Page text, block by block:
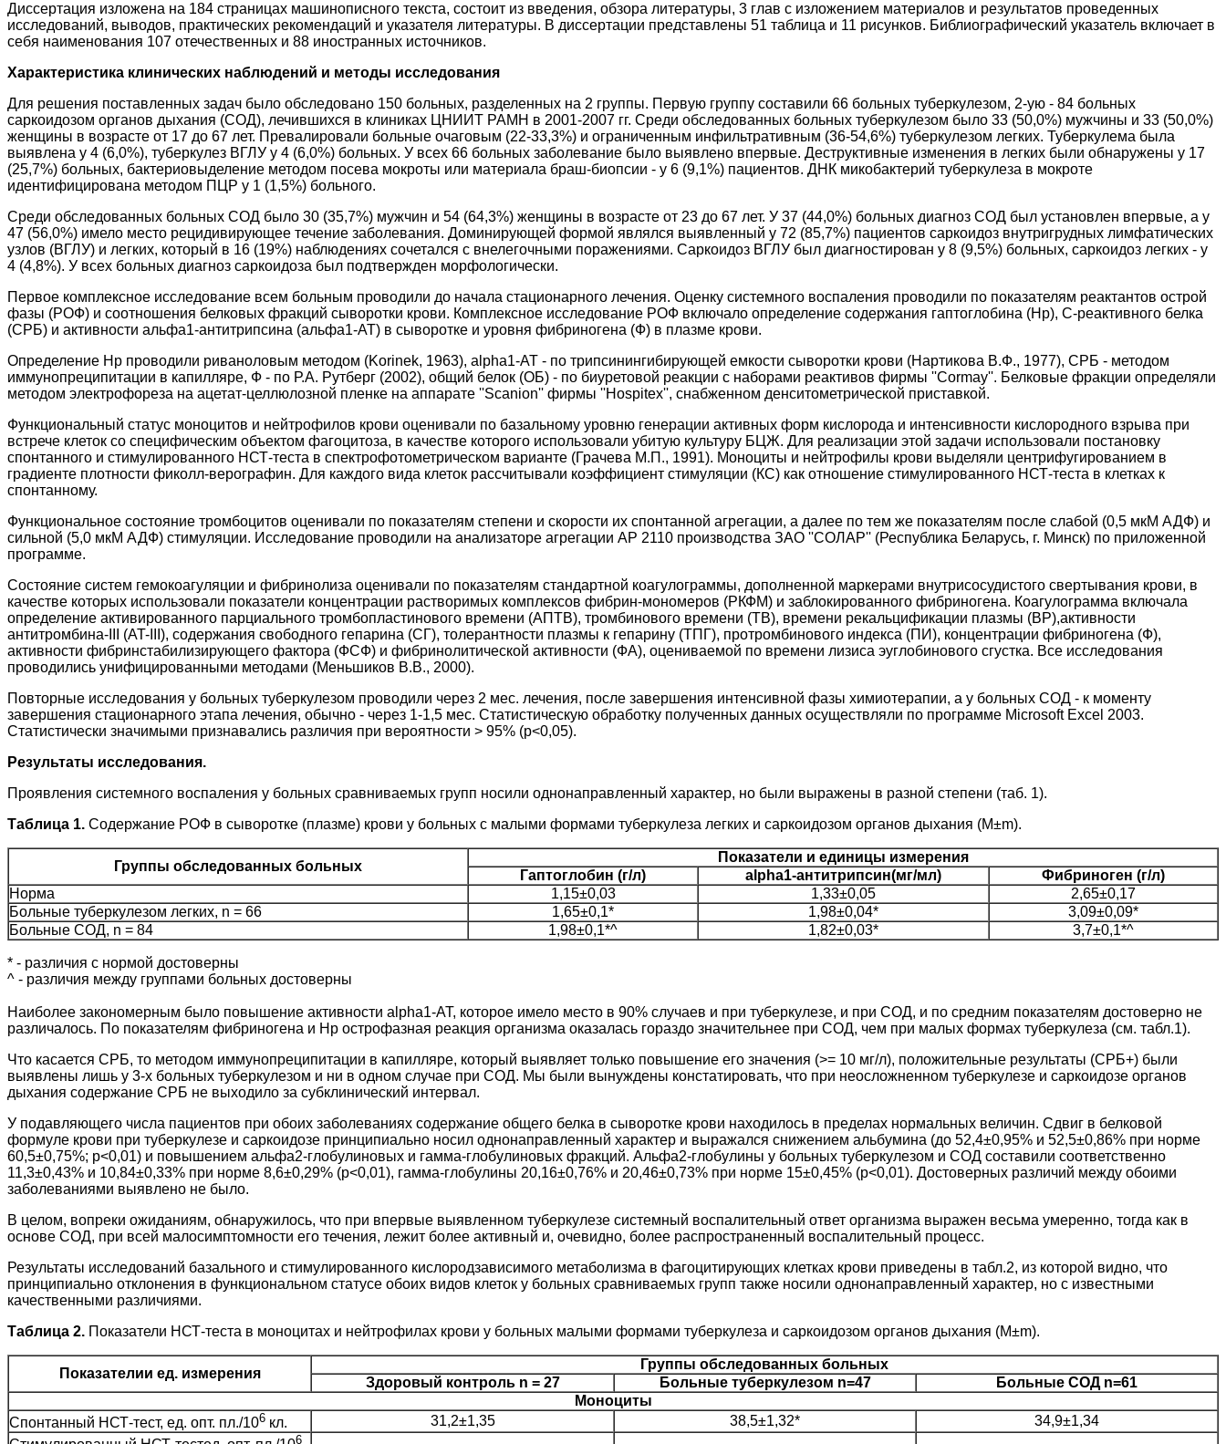
Диссертация изложена на 184 страницах машинописного текста, состоит из введения, обзора литературы, 3 глав с изложением материалов и результатов проведенных
исследований, выводов, практических рекомендаций и указателя литературы. В диссертации представлены 51 таблица и 11 рисунков. Библиографический указатель включает в
себя наименования 107 отечественных и 88 иностранных источников.
Характеристика клинических наблюдений и методы исследования
Для решения поставленных задач было обследовано 150 больных, разделенных на 2 группы. Первую группу составили 66 больных туберкулезом, 2-ую - 84 больных
саркоидозом органов дыхания (СОД), лечившихся в клиниках ЦНИИТ РАМН в 2001-2007 гг. Среди обследованных больных туберкулезом было 33 (50,0%) мужчины и 33 (50,0%)
женщины в возрасте от 17 до 67 лет. Превалировали больные очаговым (22-33,3%) и ограниченным инфильтративным (36-54,6%) туберкулезом легких. Туберкулема была
выявлена у 4 (6,0%), туберкулез ВГЛУ у 4 (6,0%) больных. У всех 66 больных заболевание было выявлено впервые. Деструктивные изменения в легких были обнаружены у 17
(25,7%) больных, бактериовыделение методом посева мокроты или материала браш-биопсии - у 6 (9,1%) пациентов. ДНК микобактерий туберкулеза в мокроте
идентифицирована методом ПЦР у 1 (1,5%) больного.
Среди обследованных больных СОД было 30 (35,7%) мужчин и 54 (64,3%) женщины в возрасте от 23 до 67 лет. У 37 (44,0%) больных диагноз СОД был установлен впервые, а у
47 (56,0%) имело место рецидивирующее течение заболевания. Доминирующей формой являлся выявленный у 72 (85,7%) пациентов саркоидоз внутригрудных лимфатических
узлов (ВГЛУ) и легких, который в 16 (19%) наблюдениях сочетался с внелегочными поражениями. Саркоидоз ВГЛУ был диагностирован у 8 (9,5%) больных, саркоидоз легких - у
4 (4,8%). У всех больных диагноз саркоидоза был подтвержден морфологически.
Первое комплексное исследование всем больным проводили до начала стационарного лечения. Оценку системного воспаления проводили по показателям реактантов острой
фазы (РОФ) и соотношения белковых фракций сыворотки крови. Комплексное исследование РОФ включало определение содержания гаптоглобина (Hp), С-реактивного белка
(СРБ) и активности aльфа1-антитрипсина (aльфа1-АТ) в сыворотке и уровня фибриногена (Ф) в плазме крови.
Определение Нр проводили риваноловым методом (Korinek, 1963), alpha1-АТ - по трипсинингибирующей емкости сыворотки крови (Нартикова В.Ф., 1977), СРБ - методом
иммунопреципитации в капилляре, Ф - по Р.А. Рутберг (2002), общий белок (ОБ) - по биуретовой реакции с наборами реактивов фирмы ''Cormay''. Белковые фракции определяли
методом электрофореза на ацетат-целлюлозной пленке на аппарате ''Scanion'' фирмы ''Hospitex'', снабженном денситометрической приставкой.
Функциональный статус моноцитов и нейтрофилов крови оценивали по базальному уровню генерации активных форм кислорода и интенсивности кислородного взрыва при
встрече клеток со специфическим объектом фагоцитоза, в качестве которого использовали убитую культуру БЦЖ. Для реализации этой задачи использовали постановку
спонтанного и стимулированного НСТ-теста в спектрофотометрическом варианте (Грачева М.П., 1991). Моноциты и нейтрофилы крови выделяли центрифугированием в
градиенте плотности фиколл-верографин. Для каждого вида клеток рассчитывали коэффициент стимуляции (КС) как отношение стимулированного НСТ-теста в клетках к
спонтанному.
Функциональное состояние тромбоцитов оценивали по показателям степени и скорости их спонтанной агрегации, а далее по тем же показателям после слабой (0,5 мкМ АДФ) и
сильной (5,0 мкМ АДФ) стимуляции. Исследование проводили на анализаторе агрегации AP 2110 производства ЗАО ''СОЛАР'' (Республика Беларусь, г. Минск) по приложенной
программе.
Состояние систем гемокоагуляции и фибринолиза оценивали по показателям стандартной коагулограммы, дополненной маркерами внутрисосудистого свертывания крови, в
качестве которых использовали показатели концентрации растворимых комплексов фибрин-мономеров (РКФМ) и заблокированного фибриногена. Коагулограмма включала
определение активированного парциального тромбопластинового времени (АПТВ), тромбинового времени (ТВ), времени рекальцификации плазмы (ВР),активности
антитромбина-III (AT-III), содержания свободного гепарина (СГ), толерантности плазмы к гепарину (ТПГ), протромбинового индекса (ПИ), концентрации фибриногена (Ф),
активности фибринстабилизирующего фактора (ФСФ) и фибринолитической активности (ФА), оцениваемой по времени лизиса эуглобинового сгустка. Все исследования
проводились унифицированными методами (Меньшиков В.В., 2000).
Повторные исследования у больных туберкулезом проводили через 2 мес. лечения, после завершения интенсивной фазы химиотерапии, а у больных СОД - к моменту
завершения стационарного этапа лечения, обычно - через 1-1,5 мес. Статистическую обработку полученных данных осуществляли по программе Microsoft Excel 2003.
Статистически значимыми признавались различия при вероятности > 95% (p<0,05).
Результаты исследования.
Проявления системного воспаления у больных сравниваемых групп носили однонаправленный характер, но были выражены в разной степени (таб. 1).
Таблица 1. Содержание РОФ в сыворотке (плазме) крови у больных с малыми формами туберкулеза легких и саркоидозом органов дыхания (M±m).
Группы обследованных больных
Показатели и единицы измерения
Гаптоглобин (г/л)
alpha1-антитрипсин(мг/мл)
Фибриноген (г/л)
Норма
1,15±0,03 1,33±0,05
2,65±0,17
Больные туберкулезом легких, n = 66
1,65±0,1* 1,98±0,04*
3,09±0,09*
Больные СОД, n = 84
1,98±0,1*^ 1,82±0,03* 3,7±0,1*^
* - различия с нормой достоверны
^ - различия между группами больных достоверны
Наиболее закономерным было повышение активности alpha1-АТ, которое имело место в 90% случаев и при туберкулезе, и при СОД, и по средним показателям достоверно не
различалось. По показателям фибриногена и Hp острофазная реакция организма оказалась гораздо значительнее при СОД, чем при малых формах туберкулеза (см. табл.1).
Что касается СРБ, то методом иммунопреципитации в капилляре, который выявляет только повышение его значения (>= 10 мг/л), положительные результаты (СРБ+) были
выявлены лишь у 3-х больных туберкулезом и ни в одном случае при СОД. Мы были вынуждены констатировать, что при неосложненном туберкулезе и саркоидозе органов
дыхания содержание СРБ не выходило за субклинический интервал.
У подавляющего числа пациентов при обоих заболеваниях содержание общего белка в сыворотке крови находилось в пределах нормальных величин. Сдвиг в белковой
формуле крови при туберкулезе и саркоидозе принципиально носил однонаправленный характер и выражался снижением альбумина (до 52,4±0,95% и 52,5±0,86% при норме
60,5±0,75%; p<0,01) и повышением альфа2-глобулиновых и гамма-глобулиновых фракций. Альфа2-глобулины у больных туберкулезом и СОД составили соответственно
11,3±0,43% и 10,84±0,33% при норме 8,6±0,29% (p<0,01), гамма-глобулины 20,16±0,76% и 20,46±0,73% при норме 15±0,45% (p<0,01). Достоверных различий между обоими
заболеваниями выявлено не было.
В целом, вопреки ожиданиям, обнаружилось, что при впервые выявленном туберкулезе системный воспалительный ответ организма выражен весьма умеренно, тогда как в
основе СОД, при всей малосимптомности его течения, лежит более активный и, очевидно, более распространенный воспалительный процесс.
Результаты исследований базального и стимулированного кислородзависимого метаболизма в фагоцитирующих клетках крови приведены в табл.2, из которой видно, что
принципиально отклонения в функциональном статусе обоих видов клеток у больных сравниваемых групп также носили однонаправленный характер, но с известными
качественными различиями.
Таблица 2. Показатели НСТ-теста в моноцитах и нейтрофилах крови у больных малыми формами туберкулеза и саркоидозом органов дыхания (M±m).
Показателии ед. измерения
Группы обследованных больных
Здоровый контроль n = 27
Больные туберкулезом n=47
Больные СОД n=61
Моноциты
Спонтанный НСТ-тест, ед. опт. пл./106 кл. 31,2±1,35 38,5±1,32*
34,9±1,34
6